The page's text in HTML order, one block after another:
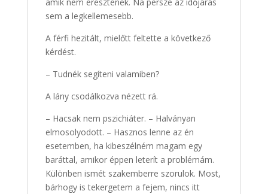
amik nem eresztenek. Na persze az időjárás
sem a legkellemesebb.
A férfi hezitált, mielőtt feltette a következő
kérdést.
– Tudnék segíteni valamiben?
A lány csodálkozva nézett rá.
– Hacsak nem pszichiáter. – Halványan
elmosolyodott. – Hasznos lenne az én
esetemben, ha kibeszélném magam egy
baráttal, amikor éppen leterít a problémám.
Különben ismét szakemberre szorulok. Most,
bárhogy is tekergetem a fejem, nincs itt